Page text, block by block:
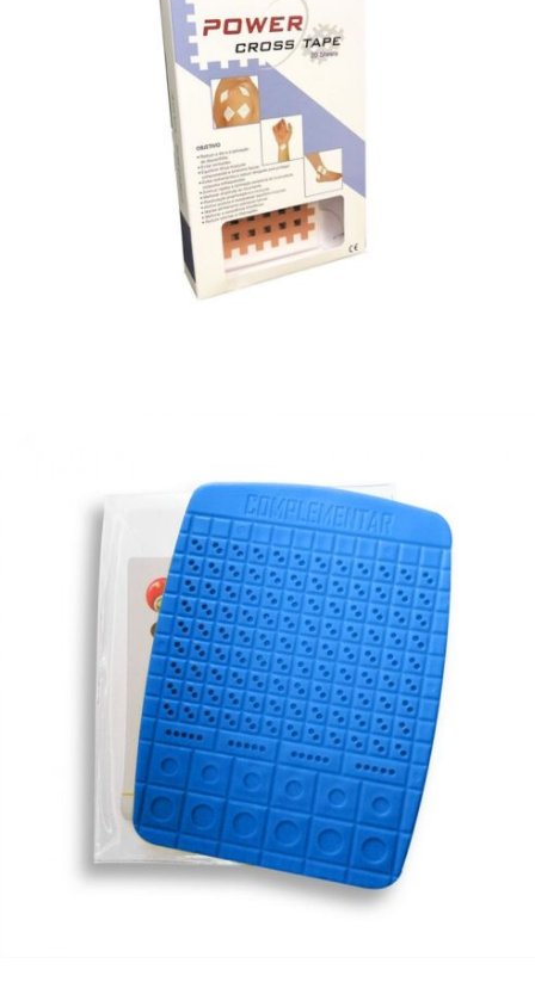
R$67,50
R$ 25,00